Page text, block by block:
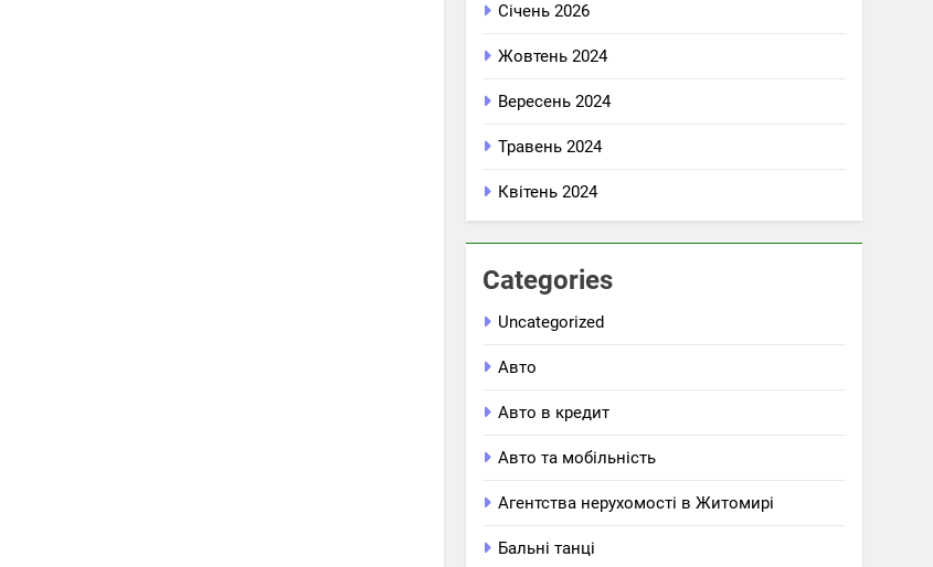
Січень 2026
Жовтень 2024
Вересень 2024
Травень 2024
Квітень 2024
Categories
Uncategorized
Авто
Авто в кредит
Авто та мобільність
Агентства нерухомості в Житомирі
Бальні танці